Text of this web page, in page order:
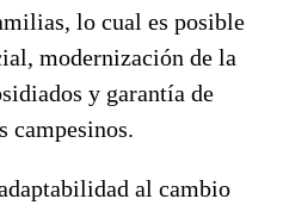
lo cual es posible
modernización de la
y garantía de
campesinos.
al cambio